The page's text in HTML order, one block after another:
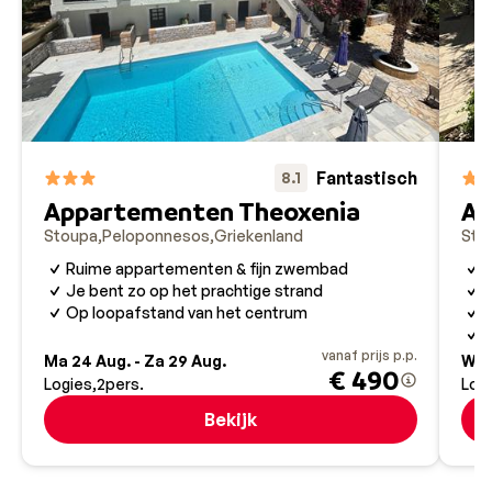
8.1 Fantastisch
Appartementen Theoxenia
Stoupa Peloponnesos Griekenland
Ruime appartementen & fijn zwembad
Je bent zo op het prachtige strand
Op loopafstand van het centrum
Ma 24 Aug. - Za 29 Aug.
Logies 2pers.
vanaf prijs p.p.
€ 490
Bekijk
Wo